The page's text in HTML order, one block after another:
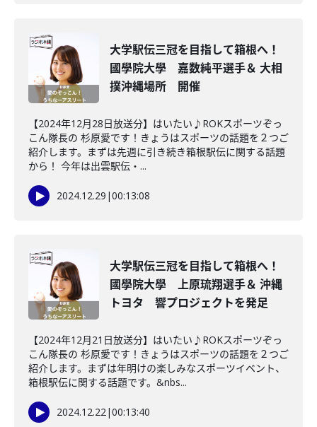
大学駅伝三冠を目指して箱根へ！
國學院大學 嘉数純平選手＆ 大相
撲沖縄場所 開催
【2024年12月28日放送分】はいたい♪ROKスポーツぞっ
こん隊長の 杉原愛です！きょうはスポーツの話題を２つご
紹介します。まずは先週に引き続き箱根駅伝に関する話題
から！ 今年は出雲駅伝・...
2024.12.29 |00:13:08
大学駅伝三冠を目指して箱根へ！
國學院大學 上原琉翔選手＆ 沖縄
トヨタ 響プロジェクトを発足
【2024年12月21日放送分】はいたい♪ROKスポーツぞっ
こん隊長の 杉原愛です！きょうはスポーツの話題を２つご
紹介します。まずは年明けの楽しみなスポーツイベント、
箱根駅伝に関する話題です。&nbs...
2024.12.22|00:13:40